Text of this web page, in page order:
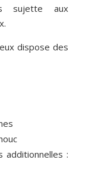
sujette aux
dispose des
additionnelles :